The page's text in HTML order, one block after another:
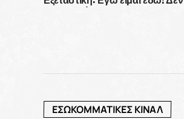
κρύβομαι!
ΕΣΩΚΟΜΜΑΤΙΚΕΣ ΚΙΝΑΛ